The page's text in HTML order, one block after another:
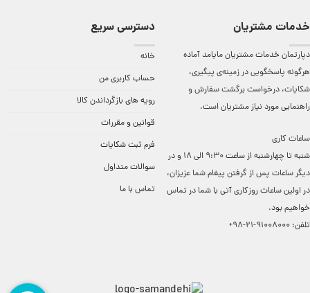
خدمات مشتریان
دپارتمان خدمات مشتریان مایامد آماده
هرگونه پاسخگویی در زمینه‌ی پیگیری،
شکایات، درخواست برگشت سفارش و
راهنمایی مورد نیاز مشتریان است.
ساعات کاری
شنبه تا چهارشنبه از ساعت 9:30 الی 18 و در
دیگر ساعات ‌پس از گرفتن پیغام شما عزیزان،
در اولین ساعات روزکاری آتی با شما در تماس
خواهیم بود.
تلفن: 91008000-21-98+
دسترسی سریع
خانه
حساب کاربری من
رویه های بازگرداندن کالا
قوانین و مقررات
فرم ثبت شکایات
سوالات متداول
تماس با ما